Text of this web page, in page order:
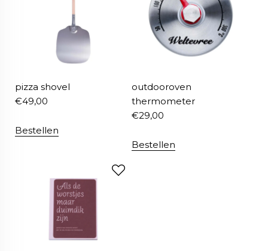
pizza shovel
€49,00
Bestellen
outdooroven
thermometer
€29,00
Bestellen